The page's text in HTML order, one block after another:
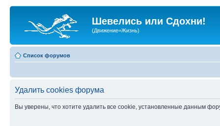
Шевелись или Сдохни!
(Движение=Жизнь)
Список форумов
Удалить cookies форума
Вы уверены, что хотите удалить все cookie, установленные данным